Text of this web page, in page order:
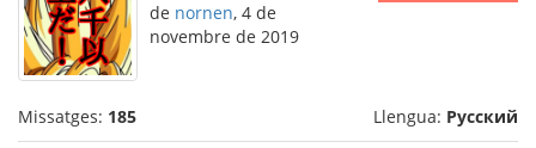
de nornen, 4 de
novembre de 2019
Missatges: 185 Llengua: Русский